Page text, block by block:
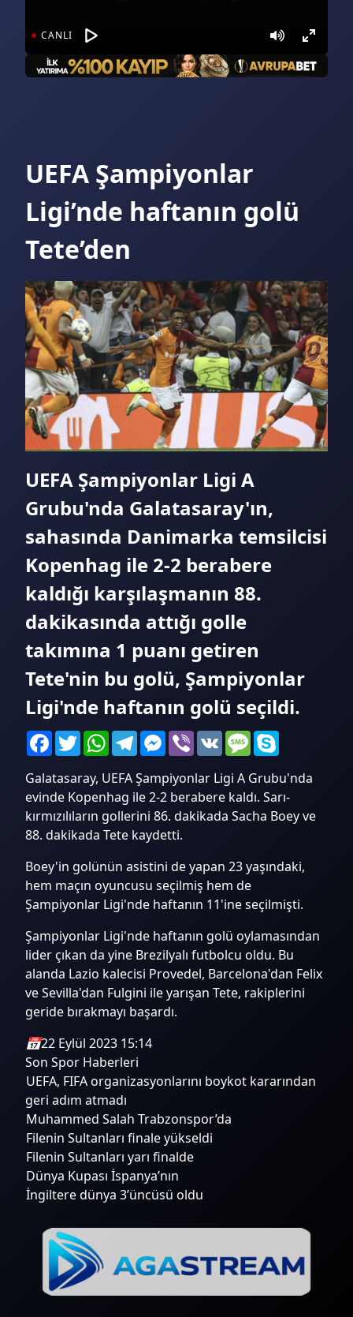
CANLI Yarın, 21:30
Bugün, 21:00
Palmeiras - Internacional (Spor Smart 2)
Yarın, 00:30
Santos - Atletico PR (Spor Smart 2)
Yarın, 02:00
L.Fernandez - N.Osaka (beIN Sports Max 1)
Yarın, 02:15
Argentinos Jrs. - Racing Club (Spor Smart)
Yarın, 03:30
A.Eala - B.Bencic (beIN Sports Max 1)
UEFA Şampiyonlar
Ligi’nde haftanın golü
Tete’den
UEFA Şampiyonlar Ligi A
Grubu'nda Galatasaray'ın,
sahasında Danimarka temsilcisi
Kopenhag ile 2-2 berabere
kaldığı karşılaşmanın 88.
dakikasında attığı golle
takımına 1 puanı getiren
Tete'nin bu golü, Şampiyonlar
Ligi'nde haftanın golü seçildi.
Facebook
TwitterWhatsApp
TelegramMessenger
ViberVK Message
Galatasaray, UEFA Şampiyonlar Ligi A Grubu'nda
evinde Kopenhag ile 2-2 berabere kaldı. Sarı-
kırmızılıların gollerini 86. dakikada Sacha Boey ve
88. dakikada Tete kaydetti.
Boey'in golünün asistini de yapan 23 yaşındaki,
hem maçın oyuncusu seçilmiş hem de
Şampiyonlar Ligi'nde haftanın 11'ine seçilmişti.
Şampiyonlar Ligi'nde haftanın golü oylamasından
lider çıkan da yine Brezilyalı futbolcu oldu. Bu
alanda Lazio kalecisi Provedel, Barcelona'dan Felix
ve Sevilla'dan Fulgini ile yarışan Tete, rakiplerini
geride bırakmayı başardı.
📅22 Eylül 2023 15:14
Son Spor Haberleri
UEFA, FIFA organizasyonlarını boykot kararından
geri adım atmadı
Muhammed Salah Trabzonspor’da
Filenin Sultanları finale yükseldi
Filenin Sultanları yarı finalde
Dünya Kupası İspanya’nın
İngiltere dünya 3’üncüsü oldu